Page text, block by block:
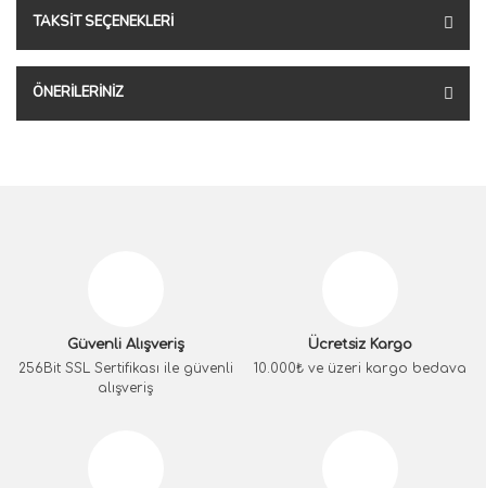
TAKSIT SEÇENEKLERI
ÖNERILERINIZ
Güvenli Alışveriş
256Bit SSL Sertifikası ile güvenli
alışveriş
Ücretsiz Kargo
10.000₺ ve üzeri kargo bedava